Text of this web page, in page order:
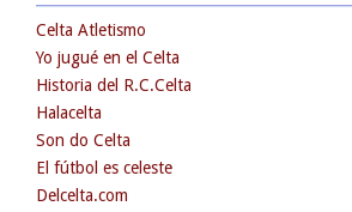
Celta Atletismo
Yo jugué en el Celta
Historia del R.C.Celta
Halacelta
Son do Celta
El fútbol es celeste
Delcelta.com